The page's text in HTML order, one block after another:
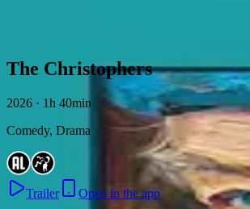
The Christophers
2026 · 1h 40min
Comedy, Drama
Trailer Open in the app